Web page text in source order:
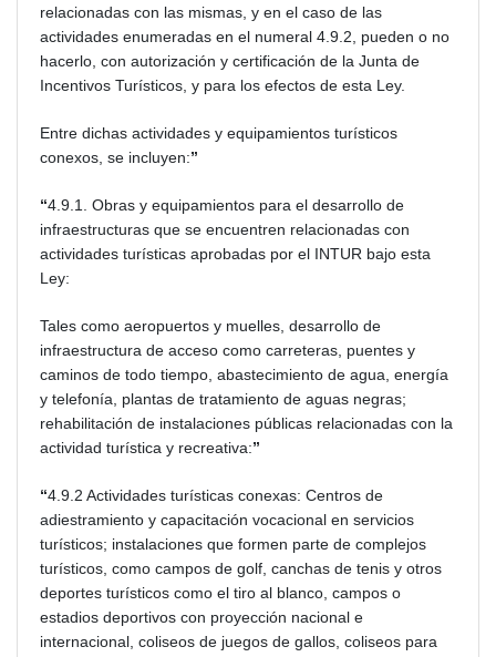
relacionadas con las mismas, y en el caso de las
actividades enumeradas en el numeral 4.9.2, pueden o no
hacerlo, con autorización y certificación de la Junta de
Incentivos Turísticos, y para los efectos de esta Ley.
Entre dichas actividades y equipamientos turísticos
conexos, se incluyen:”
“4.9.1. Obras y equipamientos para el desarrollo de
infraestructuras que se encuentren relacionadas con
actividades turísticas aprobadas por el INTUR bajo esta
Ley:
Tales como aeropuertos y muelles, desarrollo de
infraestructura de acceso como carreteras, puentes y
caminos de todo tiempo, abastecimiento de agua, energía
y telefonía, plantas de tratamiento de aguas negras;
rehabilitación de instalaciones públicas relacionadas con la
actividad turística y recreativa:”
“4.9.2 Actividades turísticas conexas: Centros de
adiestramiento y capacitación vocacional en servicios
turísticos; instalaciones que formen parte de complejos
turísticos, como campos de golf, canchas de tenis y otros
deportes turísticos como el tiro al blanco, campos o
estadios deportivos con proyección nacional e
internacional, coliseos de juegos de gallos, coliseos para